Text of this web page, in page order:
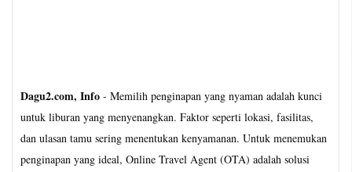
Dagu2.com, Info - Memilih penginapan yang nyaman adalah kunci
untuk liburan yang menyenangkan. Faktor seperti lokasi, fasilitas,
dan ulasan tamu sering menentukan kenyamanan. Untuk menemukan
penginapan yang ideal, Online Travel Agent (OTA) adalah solusi